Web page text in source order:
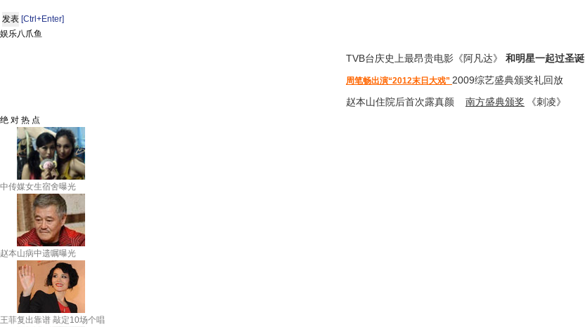
[Ctrl+Enter]
娱乐八爪鱼
TVB台庆史上最昂贵电影《阿凡达》 和明星一起过圣诞
周笔畅出演“2012末日大戏” 2009综艺盛典颁奖礼回放
赵本山住院后首次露真颜
南方盛典颁奖 《刺凌》
绝 对 热 点
中传媒女生宿舍曝光
赵本山病中遗嘱曝光
王菲复出靠谱 敲定10场个唱